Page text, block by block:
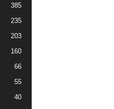
385
235
203
160
66
55
40